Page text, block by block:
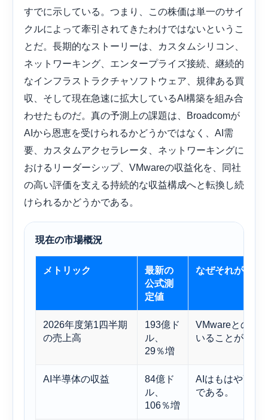
すでに示している。つまり、この株価は単一のサイ
クルによって牽引されてきたわけではないというこ
とだ。長期的なストーリーは、カスタムシリコン、
ネットワーキング、エンタープライズ接続、継続的
なインフラストラクチャソフトウェア、規律ある買
収、そして現在急速に拡大しているAI構築を組み合
わせたものだ。真の予測上の課題は、Broadcomが
AIから恩恵を受けられるかどうかではなく、AI需
要、カスタムアクセラレータ、ネットワーキングに
おけるリーダーシップ、VMwareの収益化を、同社
の高い評価を支える持続的な収益構成へと転換し続
けられるかどうかである。
現在の市場概況
メトリック
最新の
公式測
定値
なぜそれが重要
2026年度第1四半期
の売上高
193億ド
ル、
29％増
VMwareとの取
いることが分か
AI半導体の収益
84億ド
ル、
106％増
AIはもはや副業
である。